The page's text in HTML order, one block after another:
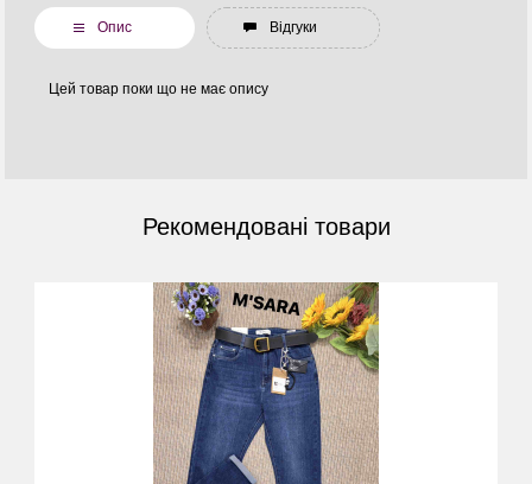
Опис Відгуки
Цей товар поки що не має опису
Рекомендовані товари